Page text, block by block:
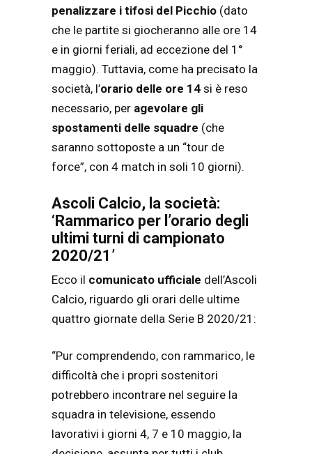
penalizzare i tifosi del Picchio (dato
che le partite si giocheranno alle ore 14
e in giorni feriali, ad eccezione del 1°
maggio). Tuttavia, come ha precisato la
società, l’orario delle ore 14 si è reso
necessario, per agevolare gli
spostamenti delle squadre (che
saranno sottoposte a un “tour de
force”, con 4 match in soli 10 giorni).
Ascoli Calcio, la società:
‘Rammarico per l’orario degli
ultimi turni di campionato
2020/21’
Ecco il comunicato ufficiale dell’Ascoli
Calcio, riguardo gli orari delle ultime
quattro giornate della Serie B 2020/21:
“Pur comprendendo, con rammarico, le
difficoltà che i propri sostenitori
potrebbero incontrare nel seguire la
squadra in televisione, essendo
lavorativi i giorni 4, 7 e 10 maggio, la